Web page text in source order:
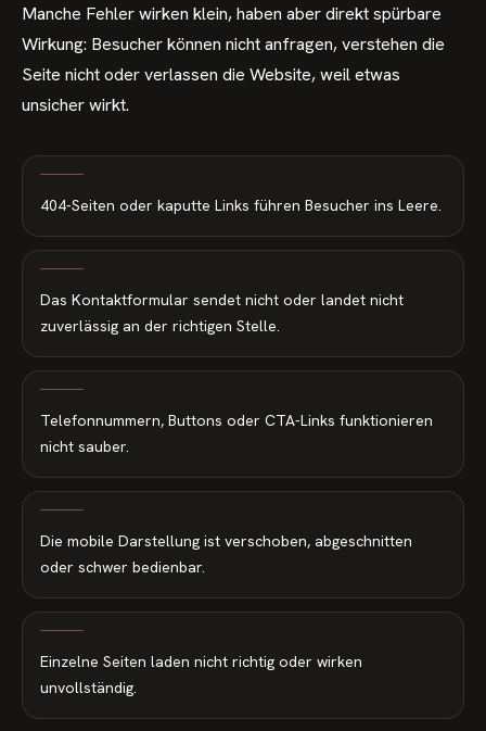
Manche Fehler wirken klein, haben aber direkt spürbare
Wirkung: Besucher können nicht anfragen, verstehen die
Seite nicht oder verlassen die Website, weil etwas
unsicher wirkt.
404-Seiten oder kaputte Links führen Besucher ins Leere.
Das Kontaktformular sendet nicht oder landet nicht
zuverlässig an der richtigen Stelle.
Telefonnummern, Buttons oder CTA-Links funktionieren
nicht sauber.
Die mobile Darstellung ist verschoben, abgeschnitten
oder schwer bedienbar.
Einzelne Seiten laden nicht richtig oder wirken
unvollständig.